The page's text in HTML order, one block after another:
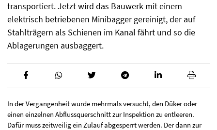
transportiert. Jetzt wird das Bauwerk mit einem
elektrisch betriebenen Minibagger gereinigt, der auf
Stahlträgern als Schienen im Kanal fährt und so die
Ablagerungen ausbaggert.
In der Vergangenheit wurde mehrmals versucht, den Düker oder
einen einzelnen Abflussquerschnitt zur Inspektion zu entleeren.
Dafür muss zeitweilig ein Zulauf abgesperrt werden. Der dann zur